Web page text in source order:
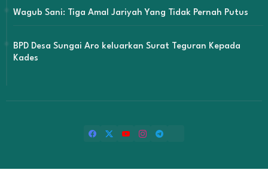
Wagub Sani: Tiga Amal Jariyah Yang Tidak Pernah Putus
BPD Desa Sungai Aro keluarkan Surat Teguran Kepada
Kades